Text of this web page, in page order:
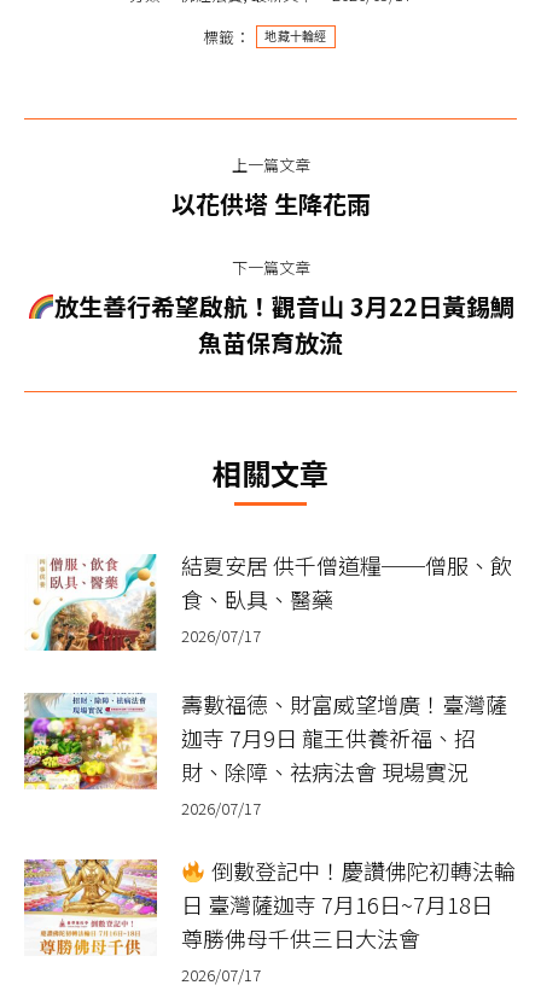
標籤：
地藏十輪經
航
上一篇文章
上
篇
文
章：
以花供塔 生降花雨
下一篇文章
下
一
篇
章：
放生善行希望啟航！觀音山 3月22日黃錫鯛
魚苗保育放流
相關文章
結夏安居 供千僧道糧──僧服、飲
食、臥具、醫藥
2026/07/17
壽數福德、財富威望增廣！臺灣薩
迦寺 7月9日 龍王供養祈福、招
財、除障、祛病法會 現場實況
2026/07/17
倒數登記中！慶讚佛陀初轉法輪
日 臺灣薩迦寺 7月16日~7月18日
尊勝佛母千供三日大法會
2026/07/17